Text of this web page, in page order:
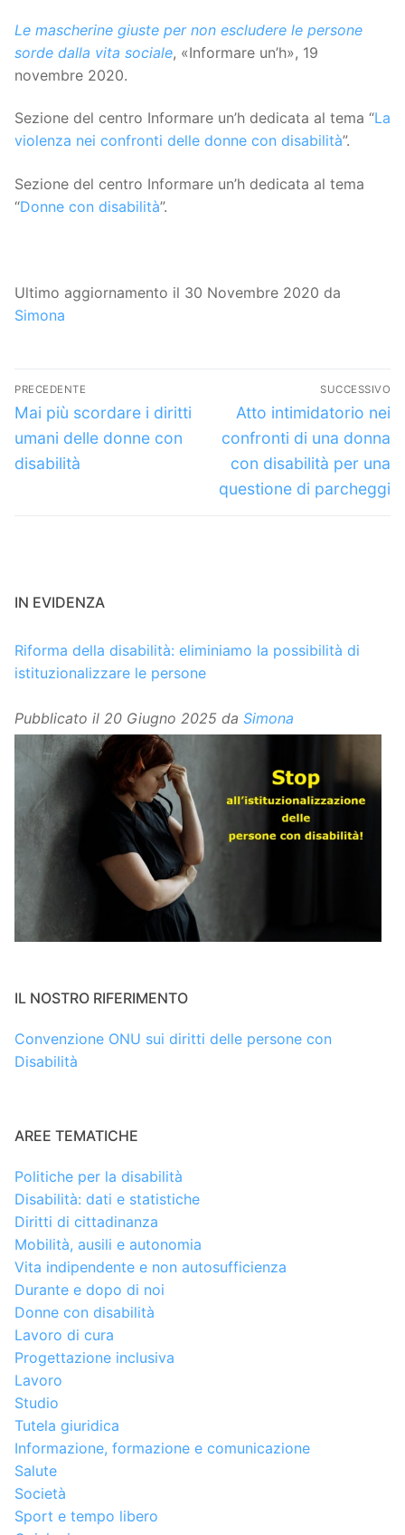
Le mascherine giuste per non escludere le persone
sorde dalla vita sociale, «Informare un’h», 19
novembre 2020.
Sezione del centro Informare un’h dedicata al tema “La
violenza nei confronti delle donne con disabilità”.
Sezione del centro Informare un’h dedicata al tema
“Donne con disabilità”.
Ultimo aggiornamento il 30 Novembre 2020 da
Simona
Navigazione
articoli
PRECEDENTE
Articolo
precedente:
Mai più scordare i diritti
umani delle donne con
disabilità
SUCCESSIVO
Articolo
successivo:
Atto intimidatorio nei
confronti di una donna
con disabilità per una
questione di parcheggi
IN EVIDENZA
Riforma della disabilità: eliminiamo la possibilità di
istituzionalizzare le persone
Pubblicato il 20 Giugno 2025 da Simona
IL NOSTRO RIFERIMENTO
Convenzione ONU sui diritti delle persone con
Disabilità
AREE TEMATICHE
Politiche per la disabilità
Disabilità: dati e statistiche
Diritti di cittadinanza
Mobilità, ausili e autonomia
Vita indipendente e non autosufficienza
Durante e dopo di noi
Donne con disabilità
Lavoro di cura
Progettazione inclusiva
Lavoro
Studio
Tutela giuridica
Informazione, formazione e comunicazione
Salute
Società
Sport e tempo libero